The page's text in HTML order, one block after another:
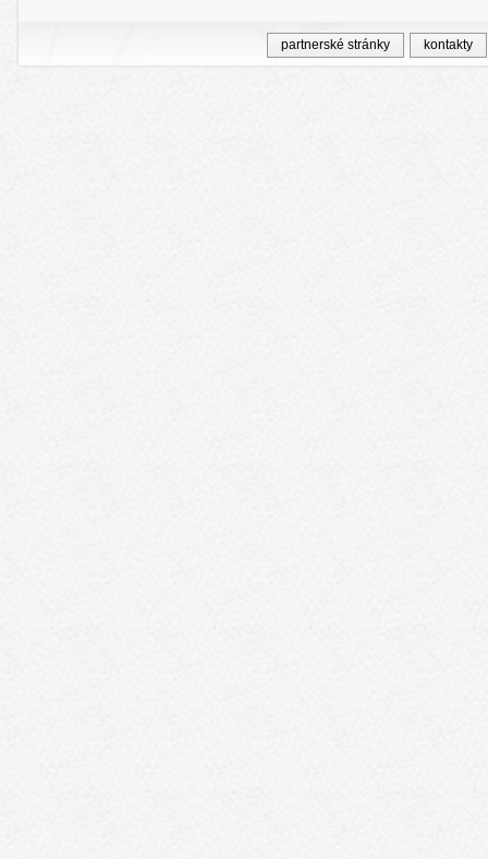
partnerské stránky kontakty